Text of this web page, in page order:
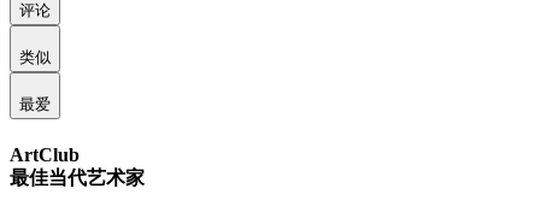
评论
类似
最爱
ArtClub
最佳当代艺术家